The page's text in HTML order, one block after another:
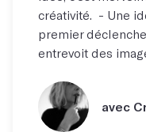
créativité. - Une
premier
entrevoit des
avec